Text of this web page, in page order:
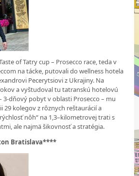
of Tatry cup – Prosecco race, teda v
na tácke, putovali do wellness hotela
Pecerytsiovi z Ukrajiny. Na
a vyštudoval tu tatranskú hotelovú
3-dňový pobyt v oblasti Prosecco – mu
29 kolegov z rôznych reštaurácií a
nôh“ na 1,3–kilometrovej trati s
ale najmä šikovnosť a stratégia.
Bratislava****